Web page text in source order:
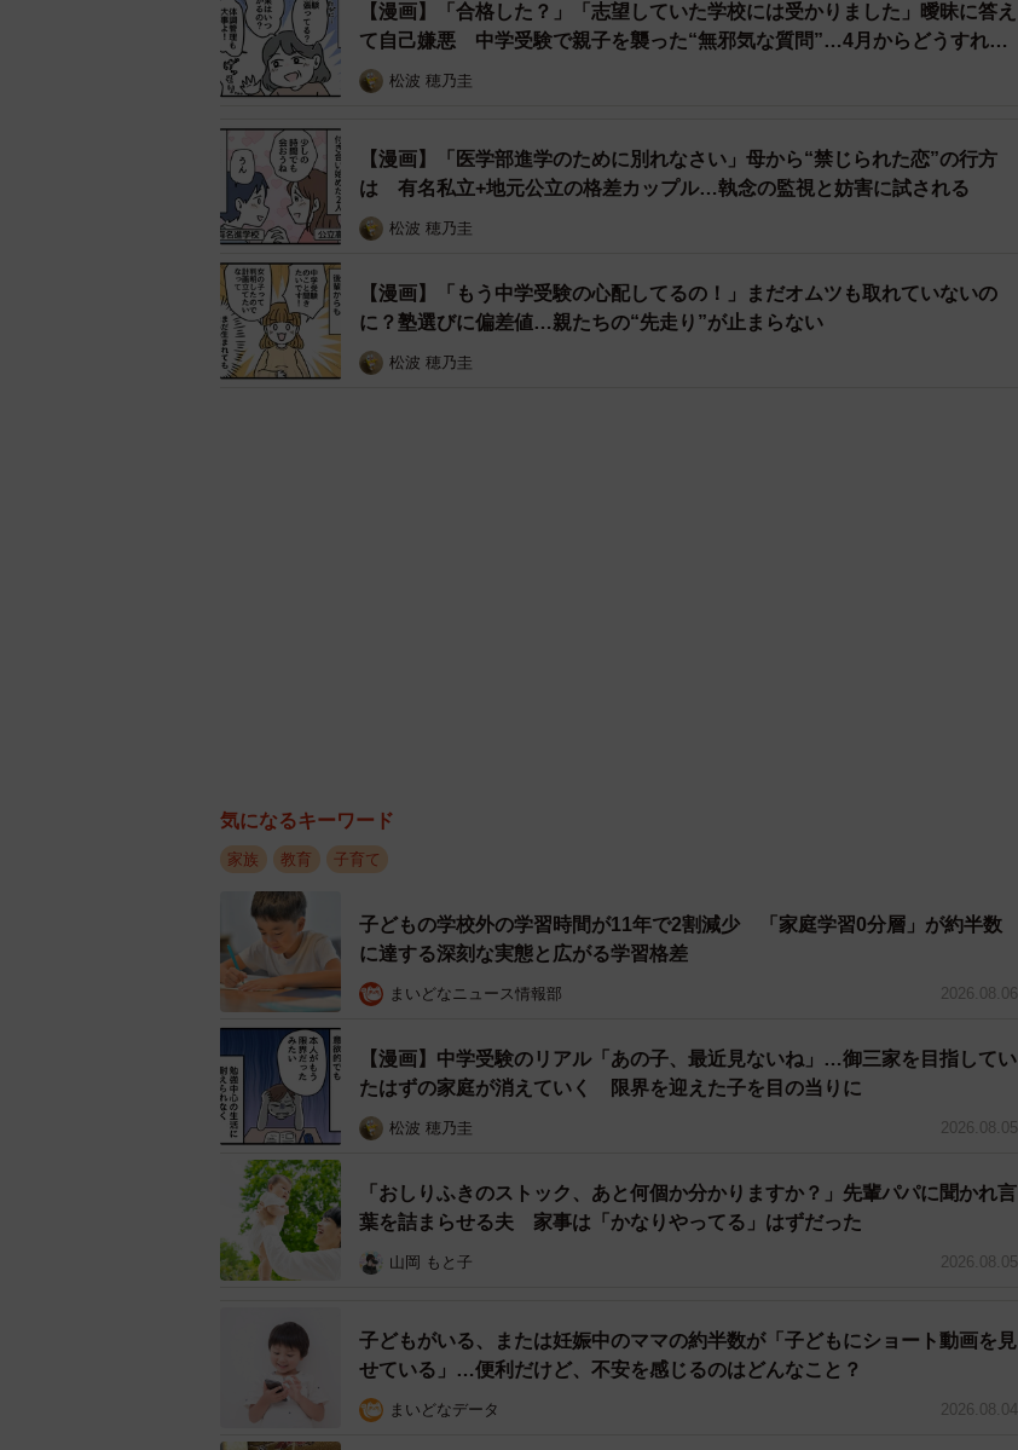
2/6
喜ばしいけど、ちょっと複雑
もちろん、合格は息子自身の努力のたまもの。Yさんにとっても、息子が志望校に合格でき
たことは何より嬉しく、親としても誇らしく思います。
しかし、「親の学歴を超えた＝自分たちはすごい」というノリには、少し引っかかるものが
ありました。
「学歴がすべてじゃないよ！」と叫びたい気持ちをぐっとこらえながら、Yさんはふと考え
ません。この先、彼らが社会に出たとき、親たちがどれだけの試練を乗り越えてきたのか、
いつか理解できる日が来るのでしょうか。
それでも、やっぱり「おめでとう」
とはいえ、息子の合格は親としては心から嬉しいもの。「親の遺伝子を越えた」なんて言わ
れても、結局のところ、親は子どもの成長を願い続ける存在なのです。そして、彼らがいつ
か親になり、自分の子どもから「遺伝子越え！」なんて言われたとき、初めて今の私たちの
気持ちがわかるのかもしれません。
春からの新生活に胸をふくらませている息子に、Yさんは心の中で静かに語りかけました。
「息子よ、本当に合格おめでとう。いつか、あなたも親の気持ちを知る日が来るでしょう」
【漫画】「合格した？」「志望していた学校には受かりました」曖昧に答え
て自己嫌悪 中学受験で親子を襲った“無邪気な質問”…4月からどうすれ
ば？
松波 穂乃圭
【漫画】「医学部進学のために別れなさい」母から“禁じられた恋”の行方
は 有名私立+地元公立の格差カップル…執念の監視と妨害に試される
松波 穂乃圭
【漫画】「もう中学受験の心配してるの！」まだオムツも取れていないの
に？塾選びに偏差値…親たちの“先走り”が止まらない
松波 穂乃圭
気になるキーワード
家族 教育 子育て
子どもの学校外の学習時間が11年で2割減少 「家庭学習0分層」が約半数
に達する深刻な実態と広がる学習格差
まいどなニュース情報部 2026.08.06
【漫画】中学受験のリアル「あの子、最近見ないね」…御三家を目指してい
たはずの家庭が消えていく 限界を迎えた子を目の当りに
松波 穂乃圭 2026.08.05
「おしりふきのストック、あと何個か分かりますか？」先輩パパに聞かれ言
葉を詰まらせる夫 家事は「かなりやってる」はずだった
山岡 もと子 2026.08.05
子どもがいる、または妊娠中のママの約半数が「子どもにショート動画を見
せている」…便利だけど、不安を感じるのはどんなこと？
まいどなデータ 2026.08.04